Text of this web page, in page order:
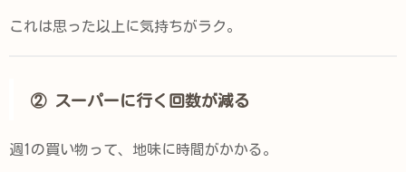
これは思った以上に気持ちがラク。
② スーパーに行く回数が減る
週1の買い物って、地味に時間がかかる。